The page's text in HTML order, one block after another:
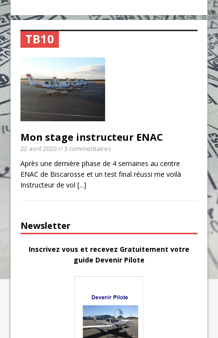
TB10
Mon stage instructeur ENAC
22 avril 2020// 3 commentaires
Après une dernière phase de 4 semaines au centre
ENAC de Biscarosse et un test final réussi me voilà
Instructeur de vol[...]
Newsletter
Inscrivez vous et recevez Gratuitement votre
guide Devenir Pilote